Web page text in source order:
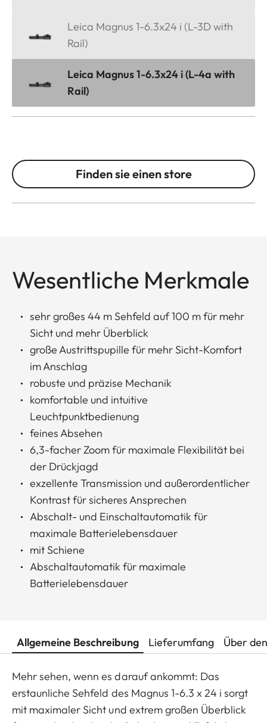
Leica Magnus 1-6.3x24 i (L-3D with
Rail)
Leica Magnus 1-6.3x24 i (L-4a with
Rail)
Finden sie einen store
Wesentliche Merkmale
sehr großes 44 m Sehfeld auf 100 m für mehr
Sicht und mehr Überblick
große Austrittspupille für mehr Sicht-Komfort
im Anschlag
robuste und präzise Mechanik
komfortable und intuitive
Leuchtpunktbedienung
feines Absehen
6,3-facher Zoom für maximale Flexibilität bei
der Drückjagd
exzellente Transmission und außerordentlicher
Kontrast für sicheres Ansprechen
Abschalt- und Einschaltautomatik für
maximale Batterielebensdauer
mit Schiene
Abschaltautomatik für maximale
Batterielebensdauer
Allgemeine Beschreibung Lieferumfang Über
Mehr sehen, wenn es darauf ankommt: Das
erstaunliche Sehfeld des Magnus 1-6.3 x 24 i sorgt
mit maximaler Sicht und extrem großen Überblick